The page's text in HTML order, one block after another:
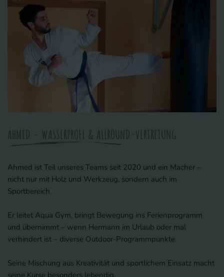
AHMED – WASSERPROFI & ALLROUND-VERTRETUNG
Ahmed ist Teil unseres Teams seit 2020 und ein Macher –
nicht nur mit Holz und Werkzeug, sondern auch im
Sportbereich.
Er leitet Aqua Gym, bringt Bewegung ins Ferienprogramm
und übernimmt – wenn Hermann im Urlaub oder mal
verhindert ist – diverse Outdoor-Programmpunkte.
Seine Mischung aus Kreativität und sportlichem Einsatz macht
seine Kurse besonders lebendig.